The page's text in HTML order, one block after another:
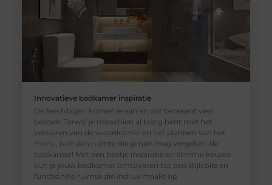
Innovatieve badkamer inspiratie
De feestdagen komen eraan en dat betekent veel
bezoek. Terwijl je misschien al bezig bent met het
versieren van de woonkamer en het plannen van het
menu, is er één ruimte die je niet mag vergeten: de
badkamer! Met een beetje inspiratie en slimme keuzes
kun je jouw badkamer omtoveren tot een stijlvolle en
functionele ruimte die indruk maakt op